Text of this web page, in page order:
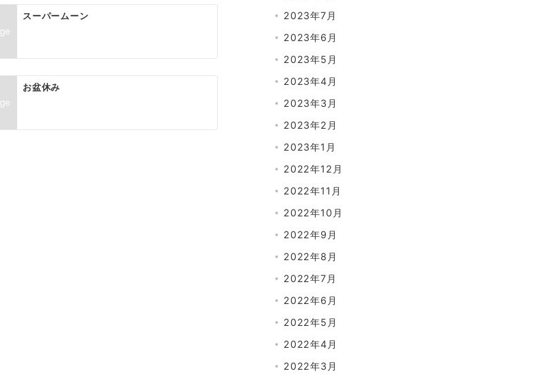
スーパームーン
お盆休み
2023年7月
2023年6月
2023年5月
2023年4月
2023年3月
2023年2月
2023年1月
2022年12月
2022年11月
2022年10月
2022年9月
2022年8月
2022年7月
2022年6月
2022年5月
2022年4月
2022年3月